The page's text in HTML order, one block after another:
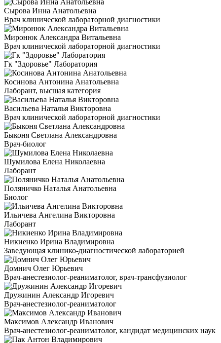
Сырова Инна Анатольевна
Врач клинической лабораторной диагностики
Миронюк Александра Витальевна
Врач клинической лабораторной диагностики
Гк "Здоровье" Лаборатория
Косинова Антонина Анатольевна
Лаборант, высшая категория
Васильева Наталья Викторовна
Врач клинической лабораторной диагностики
Быконя Светлана Александровна
Врач-биолог
Шумилова Елена Николаевна
Лаборант
Поляничко Наталья Анатольевна
Биолог
Ильичева Ангелина Викторовна
Лаборант
Никиенко Ирина Владимировна
Заведующая клинико-диагностической лабораторией
Домнич Олег Юрьевич
Врач-анестезиолог-реаниматолог, врач-трансфузиолог
Дружинин Александр Игоревич
Врач-анестезиолог-реаниматолог
Максимов Александр Иванович
Врач-анестезиолог-реаниматолог, кандидат медицинских наук